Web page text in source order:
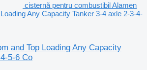
cisternă pentru combustibil Alamen
Any Capacity Tanker 3-4 axle 2-3-4-
and Top Loading Any Capacity
5-6 Co